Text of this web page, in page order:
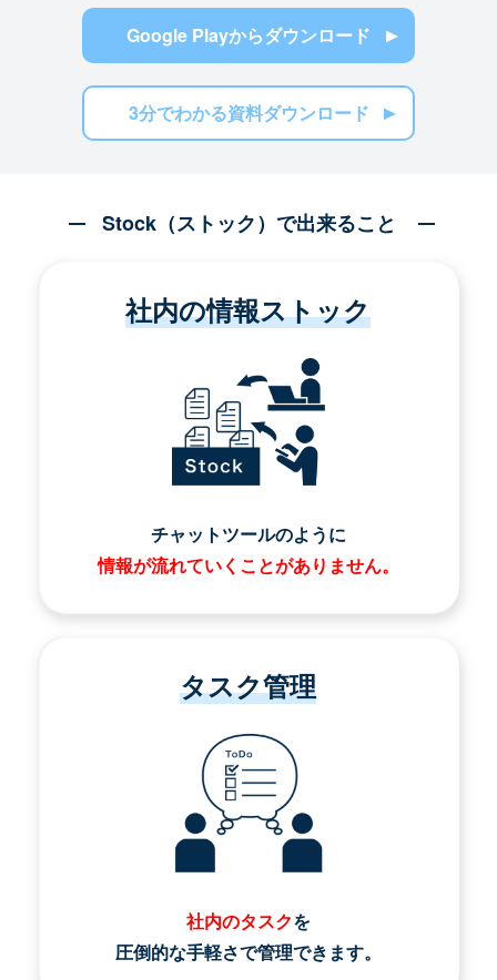
Google Playからダウンロード
3分でわかる資料ダウンロード
Stock（ストック）で出来ること
社内の情報ストック
チャットツールのように
情報が流れていくことがありません。
タスク管理
社内のタスクを
圧倒的な手軽さで管理できます。